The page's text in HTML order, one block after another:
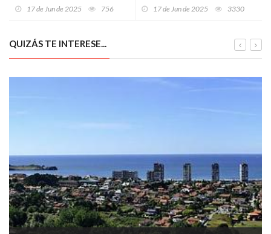
17 de Jun de 2025 756 17 de Jun de 2025 3330
QUIZÁS TE INTERESE...